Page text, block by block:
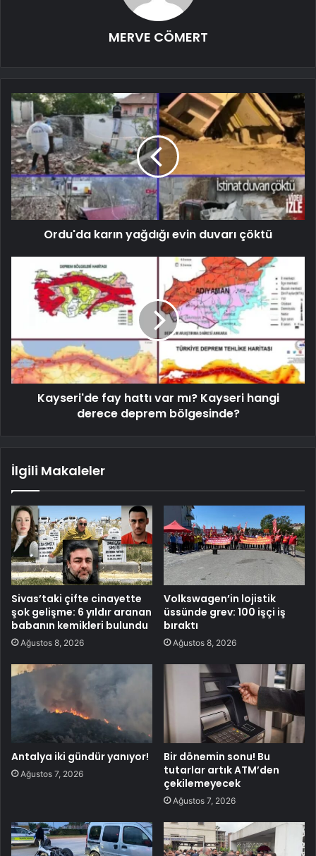
MERVE CÖMERT
Ordu'da karın yağdığı evin duvarı çöktü
Kayseri'de fay hattı var mı? Kayseri hangi
derece deprem bölgesinde?
İlgili Makaleler
Sivas’taki çifte cinayette
şok gelişme: 6 yıldır aranan
babanın kemikleri bulundu
Ağustos 8, 2026
Volkswagen’in lojistik
üssünde grev: 100 işçi iş
bıraktı
Ağustos 8, 2026
Antalya iki gündür yanıyor!
Ağustos 7, 2026
Bir dönemin sonu! Bu
tutarlar artık ATM’den
çekilemeyecek
Ağustos 7, 2026